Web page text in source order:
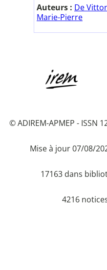
Auteurs : De
Marie-Pierre
© ADIREM-APMEP - ISSN
Mise à jour 07/08/
17163 dans
4216